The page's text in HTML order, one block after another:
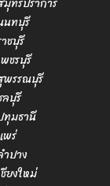
ทบุรี
ชบุรี
ชรบุรี
รรณบุรี
บุรี
มธานี
ร่
ปาง
ยงใหม่